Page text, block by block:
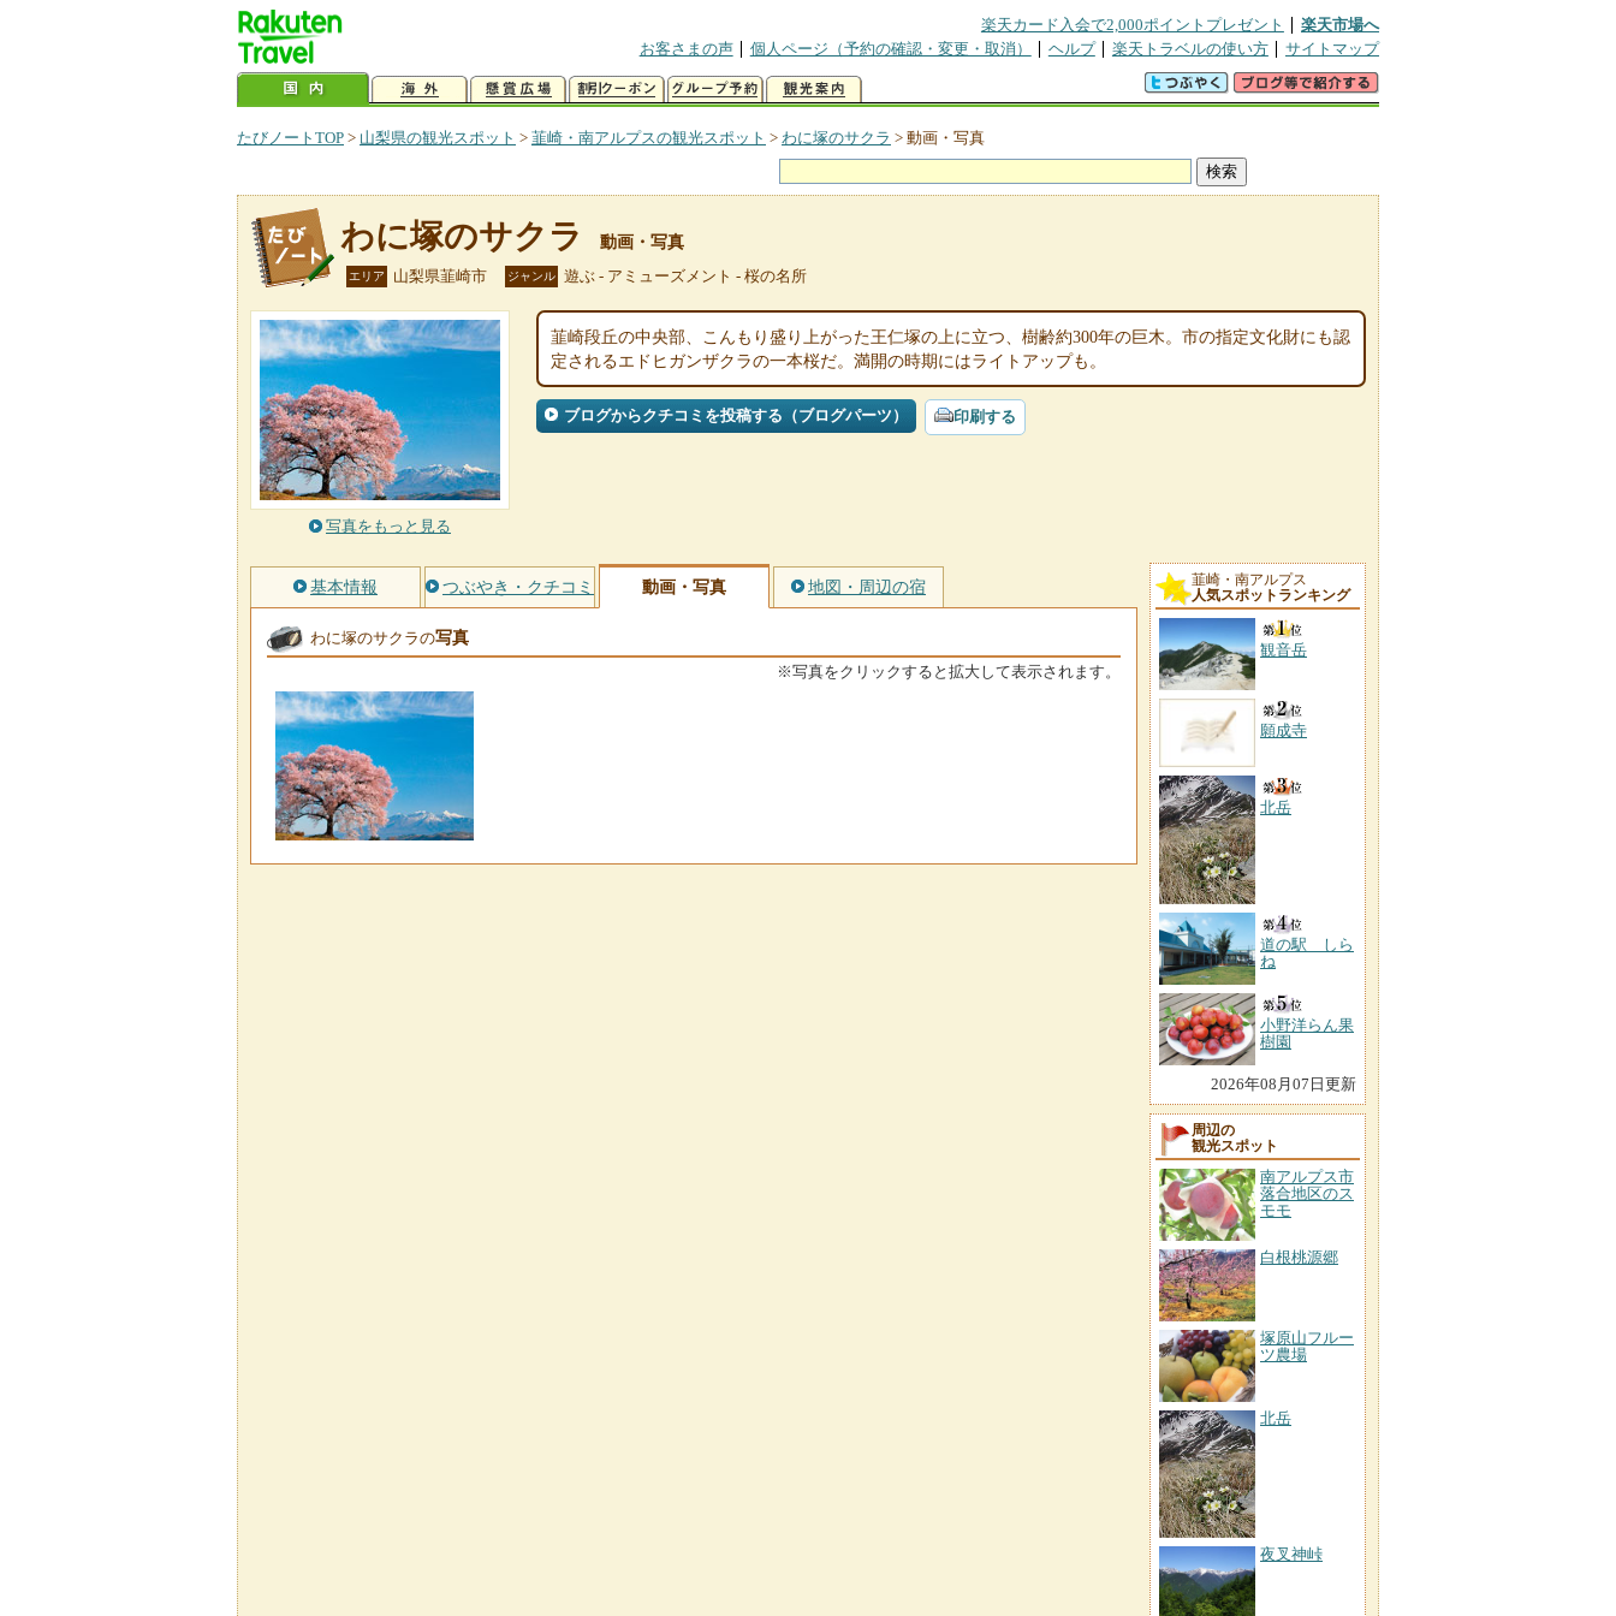
楽天カード入会で2,000ポイントプレゼント
楽天市場へ
お客さまの声
個人ページ（予約の確認・変更・取消） ヘルプ 楽天トラベルの使い方 サイトマップ
たびノートTOP > 山梨県の観光スポット > 韮崎・南アルプスの観光スポット > わに塚のサクラ > 動画・写真
わに塚のサクラ 動画・写真
エリア 山梨県韮崎市 ジャンル 遊ぶ - アミューズメント - 桜の名所
写真をもっと見る
韮崎段丘の中央部、こんもり盛り上がった王仁塚の上に立つ、樹齢約300年の巨木。市の指定文化財にも認
定されるエドヒガンザクラの一本桜だ。満開の時期にはライトアップも。
ブログからクチコミを投稿する（ブログパーツ） 印刷する
基本情報 つぶやき・クチコミ 動画・写真 地図・周辺の宿
わに塚のサクラの写真
※写真をクリックすると拡大して表示されます。
韮崎・南アルプス
人気スポットランキング
観音岳
願成寺
北岳
道の駅 しら
ね
小野洋らん果
樹園
2026年08月07日更新
周辺の
観光スポット
南アルプス市
落合地区のス
モモ
白根桃源郷
塚原山フルー
ツ農場
北岳
夜叉神峠